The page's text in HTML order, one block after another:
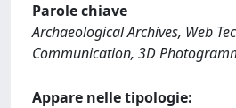
Parole chiave
Archaeological Archives, Web
Communication, 3D
Appare nelle tipologie: